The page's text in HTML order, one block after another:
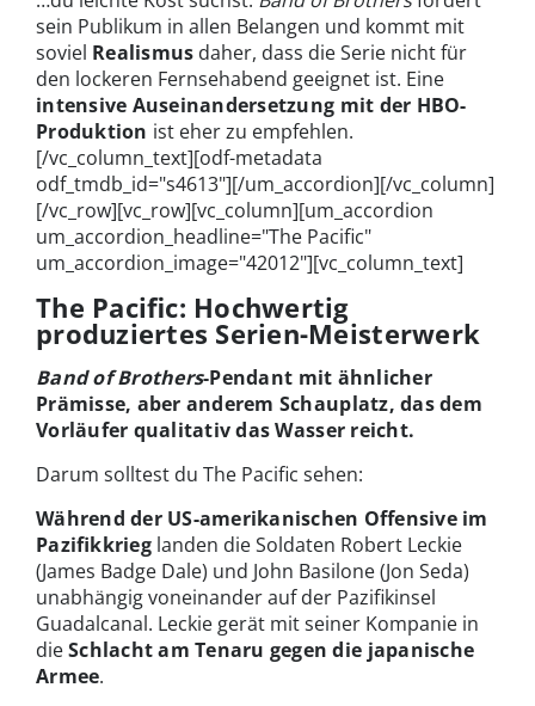
sein Publikum in allen Belangen und kommt mit
soviel Realismus daher, dass die Serie nicht für
den lockeren Fernsehabend geeignet ist. Eine
intensive Auseinandersetzung mit der HBO-
Produktion ist eher zu empfehlen.
[/vc_column_text][odf-metadata
odf_tmdb_id="s4613"][/um_accordion][/vc_column]
[/vc_row][vc_row][vc_column][um_accordion
um_accordion_headline="The Pacific"
um_accordion_image="42012"][vc_column_text]
The Pacific: Hochwertig
produziertes Serien-Meisterwerk
Band of Brothers-Pendant mit ähnlicher
Prämisse, aber anderem Schauplatz, das dem
Vorläufer qualitativ das Wasser reicht.
Darum solltest du The Pacific sehen:
Während der US-amerikanischen Offensive im
Pazifikkrieglanden die Soldaten Robert Leckie
(James Badge Dale) und John Basilone (Jon Seda)
unabhängig voneinander auf der Pazifikinsel
Guadalcanal. Leckie gerät mit seiner Kompanie in
dieSchlacht am Tenaru gegen die japanische
Armee.